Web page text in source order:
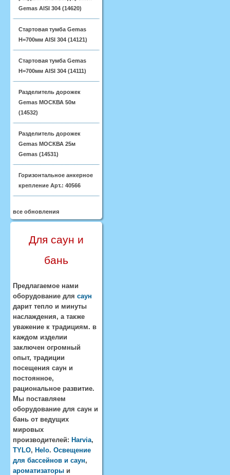
Gemas AISI 304 (14620)
Стартовая тумба Gemas
H=700мм AISI 304 (14121)
Стартовая тумба Gemas
H=700мм AISI 304 (14111)
Разделитель дорожек
Gemas МОСКВА 50м
(14532)
Разделитель дорожек
Gemas МОСКВА 25м
Gemas (14531)
Горизонтальное анкерное
крепление Арт.: 40566
все обновления
Для саун и
бань
Предлагаемое нами
оборудование для саун
дарит тепло и минуты
наслаждения, а также
уважение к традициям. в
каждом изделии
заключен огромный
опыт, традиции
посещения саун и
постоянное,
рациональное развитие.
Мы поставляем
оборудование для саун и
бань от ведущих
мировых
производителей: Harvia,
TYLO, Helo. Освещение
для бассейнов и саун,
ароматизаторы и